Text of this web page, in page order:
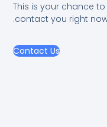
This is your chance
contact you right
Contact Us